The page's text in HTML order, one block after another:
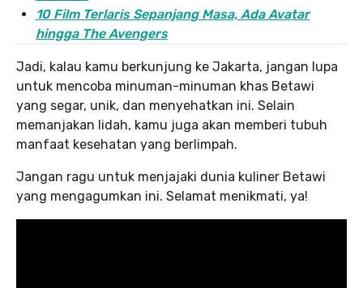
10 Film Terlaris Sepanjang Masa, Ada Avatar
hingga The Avengers
Jadi, kalau kamu berkunjung ke Jakarta, jangan lupa
untuk mencoba minuman-minuman khas Betawi
yang segar, unik, dan menyehatkan ini. Selain
memanjakan lidah, kamu juga akan memberi tubuh
manfaat kesehatan yang berlimpah.
Jangan ragu untuk menjajaki dunia kuliner Betawi
yang mengagumkan ini. Selamat menikmati, ya!